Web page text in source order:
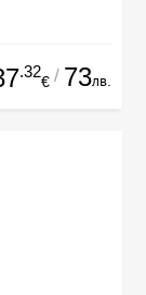
.32
€ / 73лв.